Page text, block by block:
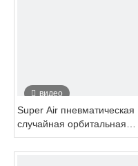
видео
Super Air пневматическая
случайная орбитальная
шлифовальная машина
роторного типа 3 дюйма 4